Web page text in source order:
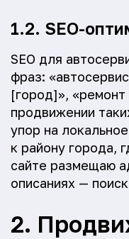
1.2. SEO-
SEO для
фраз:
[город]»,
продвижении
упор на
к району города,
сайте размещаю
описаниях —
2.